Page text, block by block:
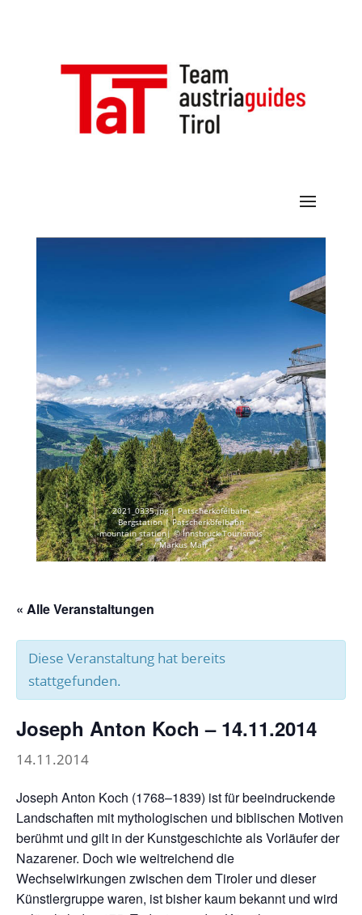
2021_0335.jpg | Patscherkofelbahn
Bergstation | Patscherkofelbahn
mountain station| © Innsbruck Tourismus
/ Markus Mair
« Alle Veranstaltungen
Diese Veranstaltung hat bereits
stattgefunden.
Joseph Anton Koch – 14.11.2014
14.11.2014
Joseph Anton Koch (1768–1839) ist für beeindruckende
Landschaften mit mythologischen und biblischen Motiven
berühmt und gilt in der Kunstgeschichte als Vorläufer der
Nazarener. Doch wie weitreichend die
Wechselwirkungen zwischen dem Tiroler und dieser
Künstlergruppe waren, ist bisher kaum bekannt und wird